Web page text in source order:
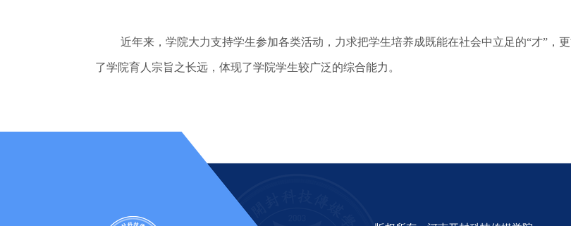
近年来，学院大力支持学生参加各类活动，力求把学生培养成既能在社会中立足的“才”，
了学院育人宗旨之长远，体现了学院学生较广泛的综合能力。